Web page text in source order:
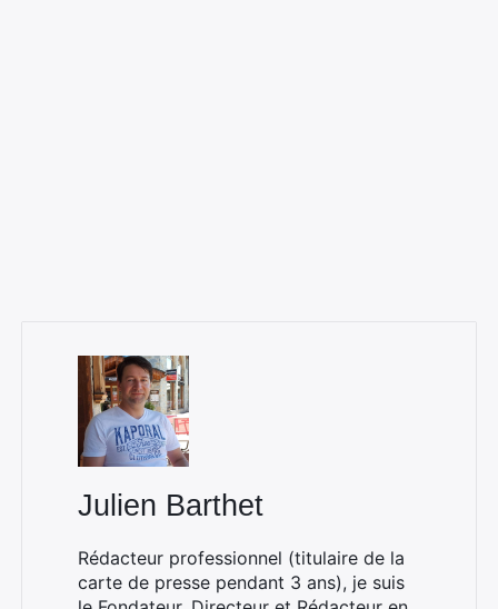
Julien Barthet
Rédacteur professionnel (titulaire de la
carte de presse pendant 3 ans), je suis